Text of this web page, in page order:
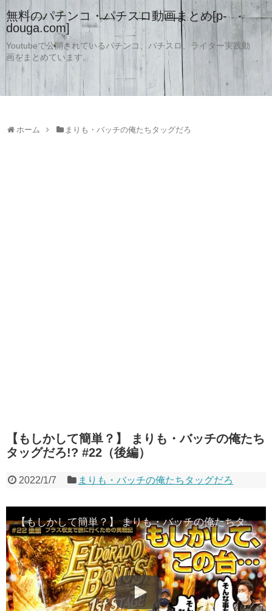
無料のパチンコ・パチスロ動画まとめ[p-
douga.com]
Youtubeで公開されているパチンコ、パチスロ、ライター実践動
画をまとめています。
ホーム まりも・バッチの俺たちタッグだろ
【もしかして簡単？】 まりも・バッチの俺たち
タッグだろ!? #22（後編）
2022/1/7 まりも・バッチの俺たちタッグだろ
【もしかして簡単？】 まりも・バッチの俺たちタッグだろ!? #22（後編）